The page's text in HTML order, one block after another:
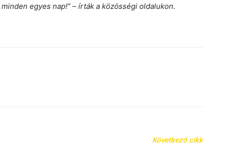
egyes nap!” – írták a közösségi oldalukon.
Következő cikk